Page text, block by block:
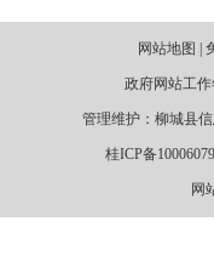
网站地图 |
政府网站工
管理维护：柳城县
桂ICP备
网